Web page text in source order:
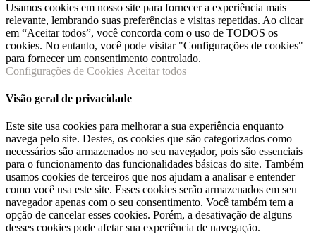
Usamos cookies em nosso site para fornecer a experiência mais
relevante, lembrando suas preferências e visitas repetidas. Ao clicar
em “Aceitar todos”, você concorda com o uso de TODOS os
cookies. No entanto, você pode visitar "Configurações de cookies"
para fornecer um consentimento controlado.
Configurações de Cookies Aceitar todos
Visão geral de privacidade
Este site usa cookies para melhorar a sua experiência enquanto
navega pelo site. Destes, os cookies que são categorizados como
necessários são armazenados no seu navegador, pois são essenciais
para o funcionamento das funcionalidades básicas do site. Também
usamos cookies de terceiros que nos ajudam a analisar e entender
como você usa este site. Esses cookies serão armazenados em seu
navegador apenas com o seu consentimento. Você também tem a
opção de cancelar esses cookies. Porém, a desativação de alguns
desses cookies pode afetar sua experiência de navegação.